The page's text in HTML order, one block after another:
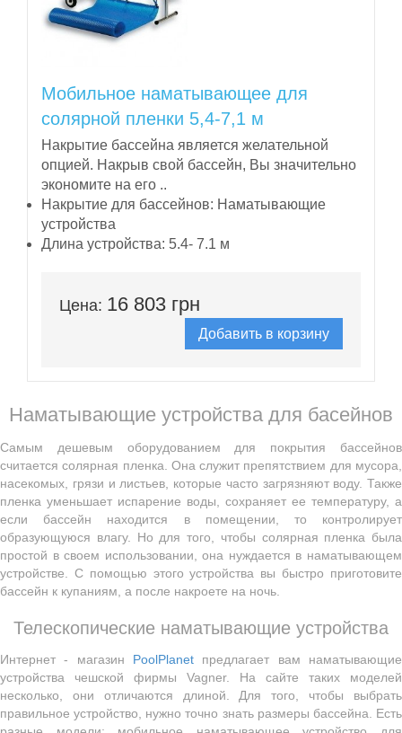
Мобильное наматывающее для
солярной пленки 5,4-7,1 м
Накрытие бассейна является желательной
опцией. Накрыв свой бассейн, Вы значительно
экономите на его ..
Накрытие для бассейнов: Наматывающие
устройства
Длина устройства: 5.4- 7.1 м
Цена: 16 803 грн
Добавить в корзину
Наматывающие устройства для басейнов
Самым дешевым оборудованием для покрытия бассейнов
считается солярная пленка. Она служит препятствием для мусора,
насекомых, грязи и листьев, которые часто загрязняют воду. Также
пленка уменьшает испарение воды, сохраняет ее температуру, а
если бассейн находится в помещении, то контролирует
образующуюся влагу. Но для того, чтобы солярная пленка была
простой в своем использовании, она нуждается в наматывающем
устройстве. С помощью этого устройства вы быстро приготовите
бассейн к купаниям, а после накроете на ночь.
Телескопические наматывающие устройства
Интернет - магазин PoolPlanet предлагает вам наматывающие
устройства чешской фирмы Vagner. На сайте таких моделей
несколько, они отличаются длиной. Для того, чтобы выбрать
правильное устройство, нужно точно знать размеры бассейна. Есть